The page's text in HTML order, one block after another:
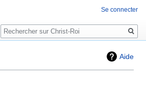
Aide
Se connecter
Rechercher